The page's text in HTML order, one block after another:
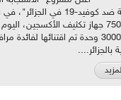
الأوروبية ضد كوفيد-19 في
استلام 750 جهاز تكثيف الأكسجين،
إجمالي 3000 وحدة تم اقتنائها
بالجزائر....